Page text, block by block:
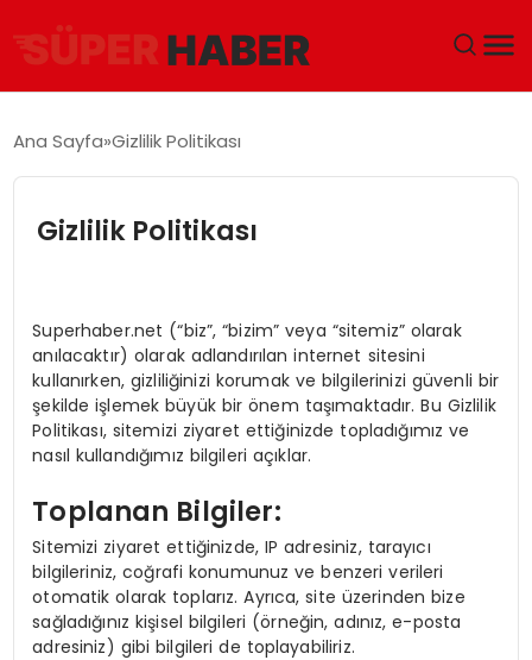
GÜNDEM
DÜNYA
EKONOMI
MAGAZIN
SIYASET
SPOR
Ana Sayfa Gizlilik Politikası
Gizlilik Politikası
Superhaber.net (“biz”, “bizim” veya “sitemiz” olarak
anılacaktır) olarak adlandırılan internet sitesini
kullanırken, gizliliğinizi korumak ve bilgilerinizi güvenli bir
şekilde işlemek büyük bir önem taşımaktadır. Bu Gizlilik
Politikası, sitemizi ziyaret ettiğinizde topladığımız ve
nasıl kullandığımız bilgileri açıklar.
Toplanan Bilgiler:
Sitemizi ziyaret ettiğinizde, IP adresiniz, tarayıcı
bilgileriniz, coğrafi konumunuz ve benzeri verileri
otomatik olarak toplarız. Ayrıca, site üzerinden bize
sağladığınız kişisel bilgileri (örneğin, adınız, e-posta
adresiniz) gibi bilgileri de toplayabiliriz.